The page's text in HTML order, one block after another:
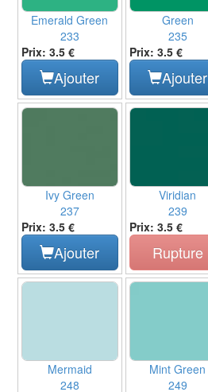
Emerald Green
233
Prix: 3.5 €
Ajouter
Green
235
Prix: 3.5 €
Ajouter
Ivy Green
237
Prix: 3.5 €
Ajouter
Viridian
239
Prix: 3.5 €
Rupture
Mermaid
248
Mint Green
249